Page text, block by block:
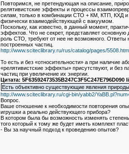
Повторимся, не претендующая на описание,
релятивистские эффекты и процессы
силам, только в комбинации СТО + КМ, КТП, КХД и
физически взаимодействующей с вакуумом.
Поскольку, как известно, в данный момент,
эффектов. Что не секрет, представляет
роль СТО, требуют от нее не возможного. Ответы
построенных частиц.
http://www.sciteclibrary.ru/rus/catalog/pages/
То есть и без «относительности» а при наличие
«релятивистские эффекты» присутствуют, и без
частиц при увеличение их энергии.
Цитата: 5F63592473535B247C3F5C247E796D090
Есть объективно существующие явления
http://www.sciteclibrary.ru/cgi-bin/yabb2/
Вопрос.
Ваше отношение к необходимости повторения
игрушки а реально действующего прибора?
В котором была бы возможность изменять
того который к тому же будет иметь комплект
- Вы за научный подход к проведению опытов?